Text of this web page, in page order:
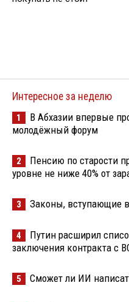
Интересное за неделю
1
В Абхазии впервые
молодёжный форум
2
Пенсию по старости
уровне не ниже 40% от
3 Законы, вступающие в
4
Путин расширил
заключения контракта с
5 Сможет ли ИИ